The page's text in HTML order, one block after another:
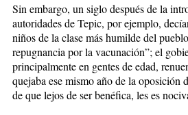
Sin embargo, un siglo después de la
autoridades de Tepic, por ejemplo,
niños de la clase más humilde del
repugnancia por la vacunación”; el
principalmente en gentes de edad,
quejaba ese mismo año de la
de que lejos de ser benéfica, les es